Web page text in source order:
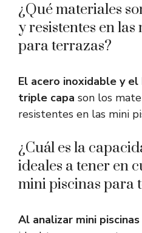
¿Qué materiales
y resistentes en
para terrazas?
El acero inoxidable y
triple capa son los
resistentes en las mini
¿Cuál es la
ideales a tener en
mini piscinas para
Al analizar mini